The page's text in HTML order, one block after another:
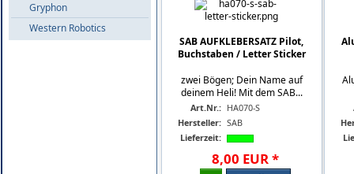
Gryphon
Western Robotics
SAB AUFKLEBERSATZ Pilot,
Buchstaben / Letter Sticker
zwei Bögen; Dein Name auf
deinem Heli! Mit dem SAB...
Art.Nr.: HA070-S
Hersteller: SAB
Lieferzeit:
8,00 EUR*